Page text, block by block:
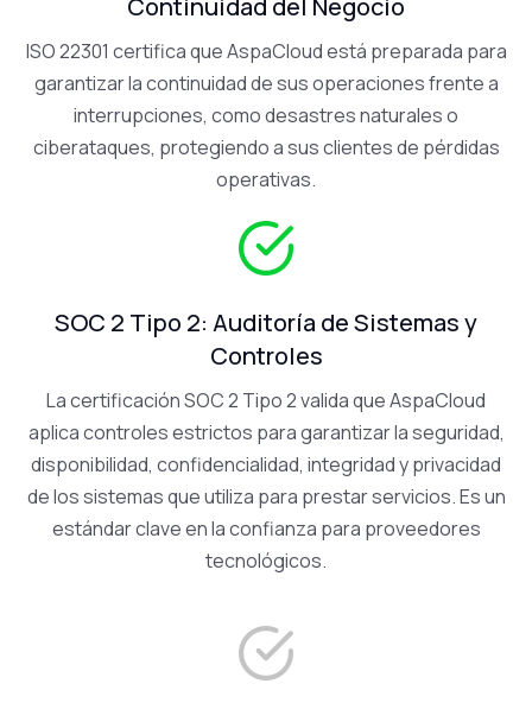
Continuidad del Negocio
ISO 22301 certifica que AspaCloud está preparada para
garantizar la continuidad de sus operaciones frente a
interrupciones, como desastres naturales o
ciberataques, protegiendo a sus clientes de pérdidas
operativas.
SOC 2 Tipo 2: Auditoría de Sistemas y
Controles
La certificación SOC 2 Tipo 2 valida que AspaCloud
aplica controles estrictos para garantizar la seguridad,
disponibilidad, confidencialidad, integridad y privacidad
de los sistemas que utiliza para prestar servicios. Es un
estándar clave en la confianza para proveedores
tecnológicos.